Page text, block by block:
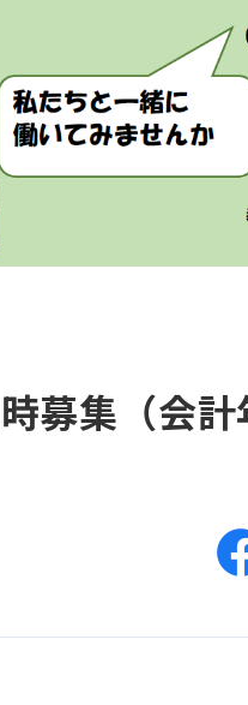
募集（会